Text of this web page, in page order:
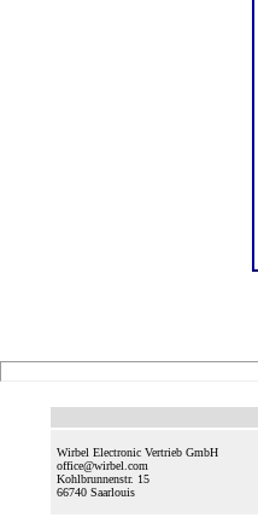
Wirbel Electronic Vertrieb GmbH
office@wirbel.com
Kohlbrunnenstr. 15
66740 Saarlouis